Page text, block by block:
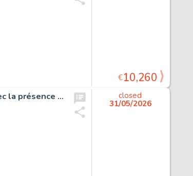
€10,260
Robin Dubois, Premier pas, planche originale à l’encre de chine avec la présence de Clifton dans la dernière case.
closed
31/05/2026